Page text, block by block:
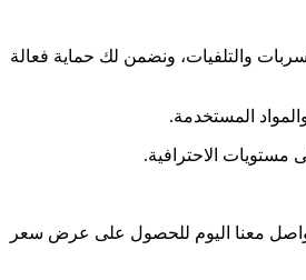
والتلفيات، ونضمن لك حماية فعالة
المستخدمة.
مستويات الاحترافية.
معنا اليوم للحصول على عرض سعر